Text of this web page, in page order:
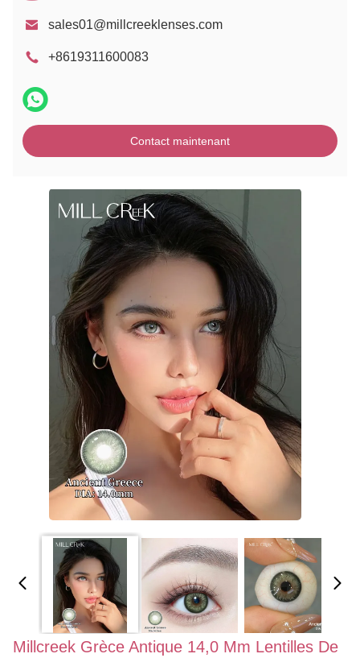
sales01@millcreeklenses.com
+8619311600083
Contact maintenant
Millcreek Grèce Antique 14,0 Mm Lentilles De